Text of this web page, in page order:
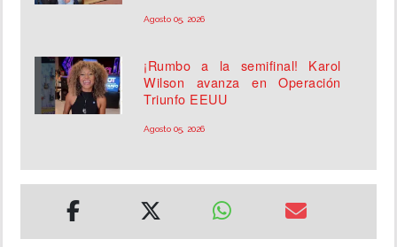
Agosto 05, 2026
¡Rumbo a la semifinal! Karol
Wilson avanza en Operación
Triunfo EEUU
Agosto 05, 2026